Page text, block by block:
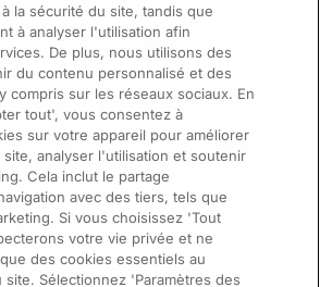
MAN), the leading global workforce solutions
transform in a fast-changing world of work
and managing the talent that enables
la sécurité du site, tandis que
à analyser l'utilisation afin
De plus, nous utilisons des
du contenu personnalisé et des
compris sur les réseaux sociaux. En
tout', vous consentez à
sur votre appareil pour améliorer
site, analyser l'utilisation et soutenir
Cela inclut le partage
avec des tiers, tels que
Si vous choisissez 'Tout
votre vie privée et ne
des cookies essentiels au
Sélectionnez 'Paramètres des